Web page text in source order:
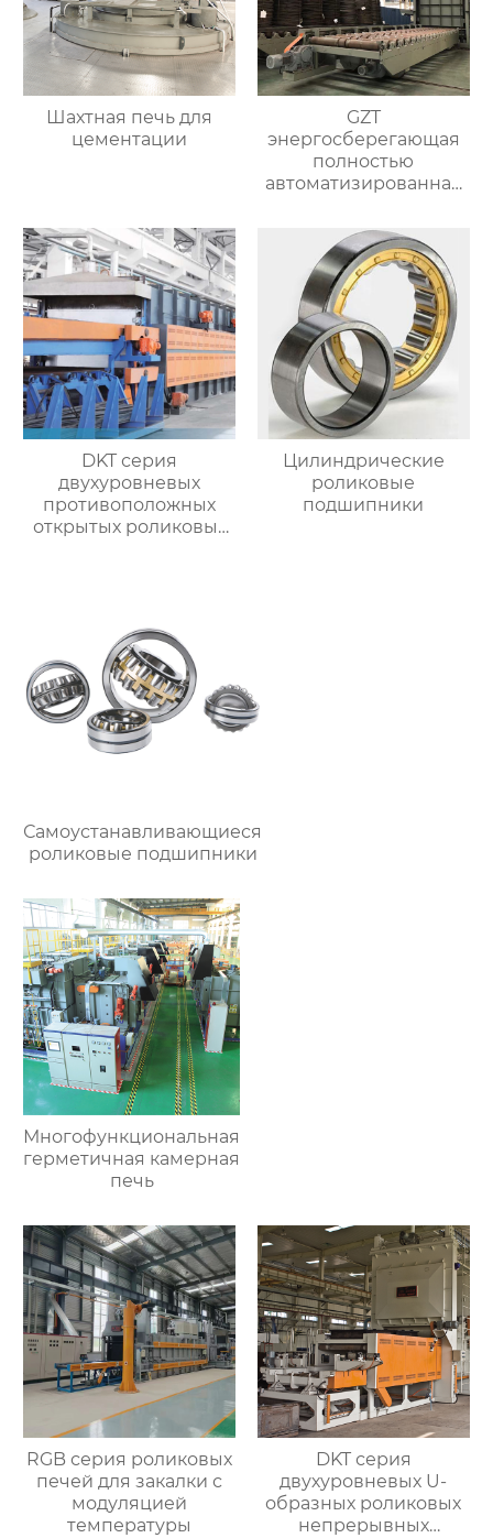
Шахтная печь для
цементации
GZT
энергосберегающая
полностью
автоматизированная
контролируемой
атмосферой
DKT серия
двухуровневых
противоположных
открытых роликовых
Цилиндрические
роликовые
подшипники
Самоустанавливающиеся
роликовые подшипники
Многофункциональная
герметичная камерная
печь
RGB серия роликовых
печей для закалки с
модуляцией
температуры
DKT серия
двухуровневых U-
образных роликовых
непрерывных